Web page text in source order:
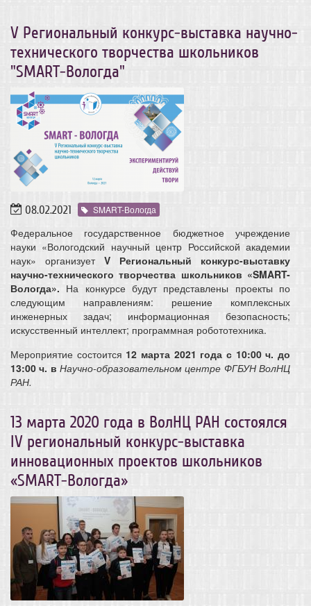
V Региональный конкурс-выставка научно-
технического творчества школьников
"SMART-Вологда"
08.02.2021 SMART-Вологда
Федеральное государственное бюджетное учреждение
науки «Вологодский научный центр Российской академии
наук» организует V
Региональный конкурс-выставку
научно-технического творчества школьников «SMART-
Вологда». На конкурсе будут представлены проекты по
следующим направлениям: решение комплексных
инженерных задач; информационная безопасность;
искусственный интеллект; программная робототехника.
Мероприятие состоится 12 марта 2021 года с 10:00 ч. до
13:00 ч. в Научно-образовательном центре ФГБУН ВолНЦ
РАН.
13 марта 2020 года в ВолНЦ РАН состоялся
IV региональный конкурс-выставка
инновационных проектов школьников
«SMART-Вологда»